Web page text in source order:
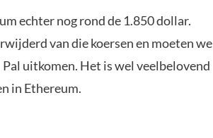
echter nog rond de 1.850 dollar.
van die koersen en moeten we
uitkomen. Het is wel veelbelovend
in Ethereum.